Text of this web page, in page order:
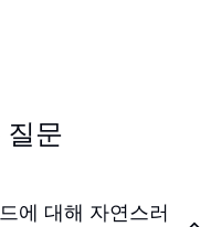
질문
에 대해 자연스러